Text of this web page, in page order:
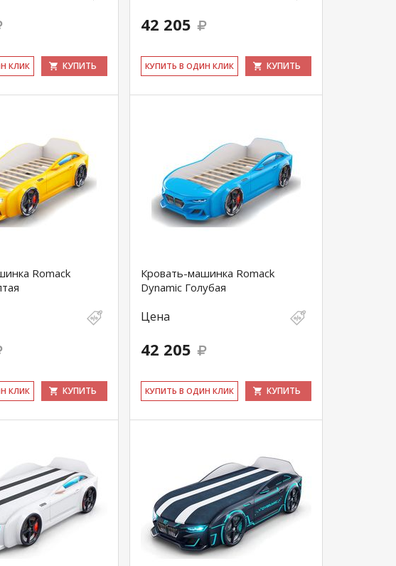
КЛИК КУПИТЬ
42 205
КУ­ПИТЬ В ОДИН КЛИК КУПИТЬ
Romack
КЛИК КУПИТЬ
Кровать-машинка Romack
Dynamic Голубая
Цена
42 205
КУ­ПИТЬ В ОДИН КЛИК КУПИТЬ